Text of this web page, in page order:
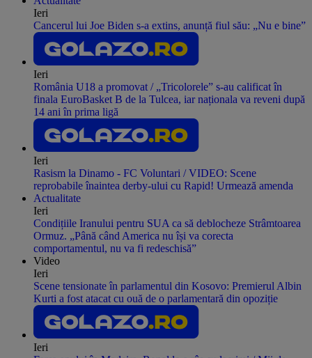
Ieri
Cancerul lui Joe Biden s-a extins, anunță fiul său: „Nu e bine”
Ieri
România U18 a promovat / „Tricolorele” s-au calificat în
finala EuroBasket B de la Tulcea, iar naționala va reveni după
14 ani în prima ligă
Ieri
Rasism la Dinamo - FC Voluntari / VIDEO: Scene
reprobabile înaintea derby-ului cu Rapid! Urmează amenda
Actualitate
Ieri
Condițiile Iranului pentru SUA ca să deblocheze Strâmtoarea
Ormuz. „Până când America nu își va corecta
comportamentul, nu va fi redeschisă”
Video
Ieri
Scene tensionate în parlamentul din Kosovo: Premierul Albin
Kurti a fost atacat cu ouă de o parlamentară din opoziție
Ieri